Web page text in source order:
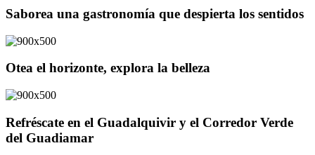
Saborea una gastronomía que despierta los sentidos
Otea el horizonte, explora la belleza
Refréscate en el Guadalquivir y el Corredor Verde
del Guadiamar